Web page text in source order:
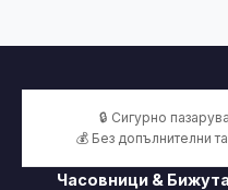
🔒 Сигурно
💰 Без допълнителни
Часовници &